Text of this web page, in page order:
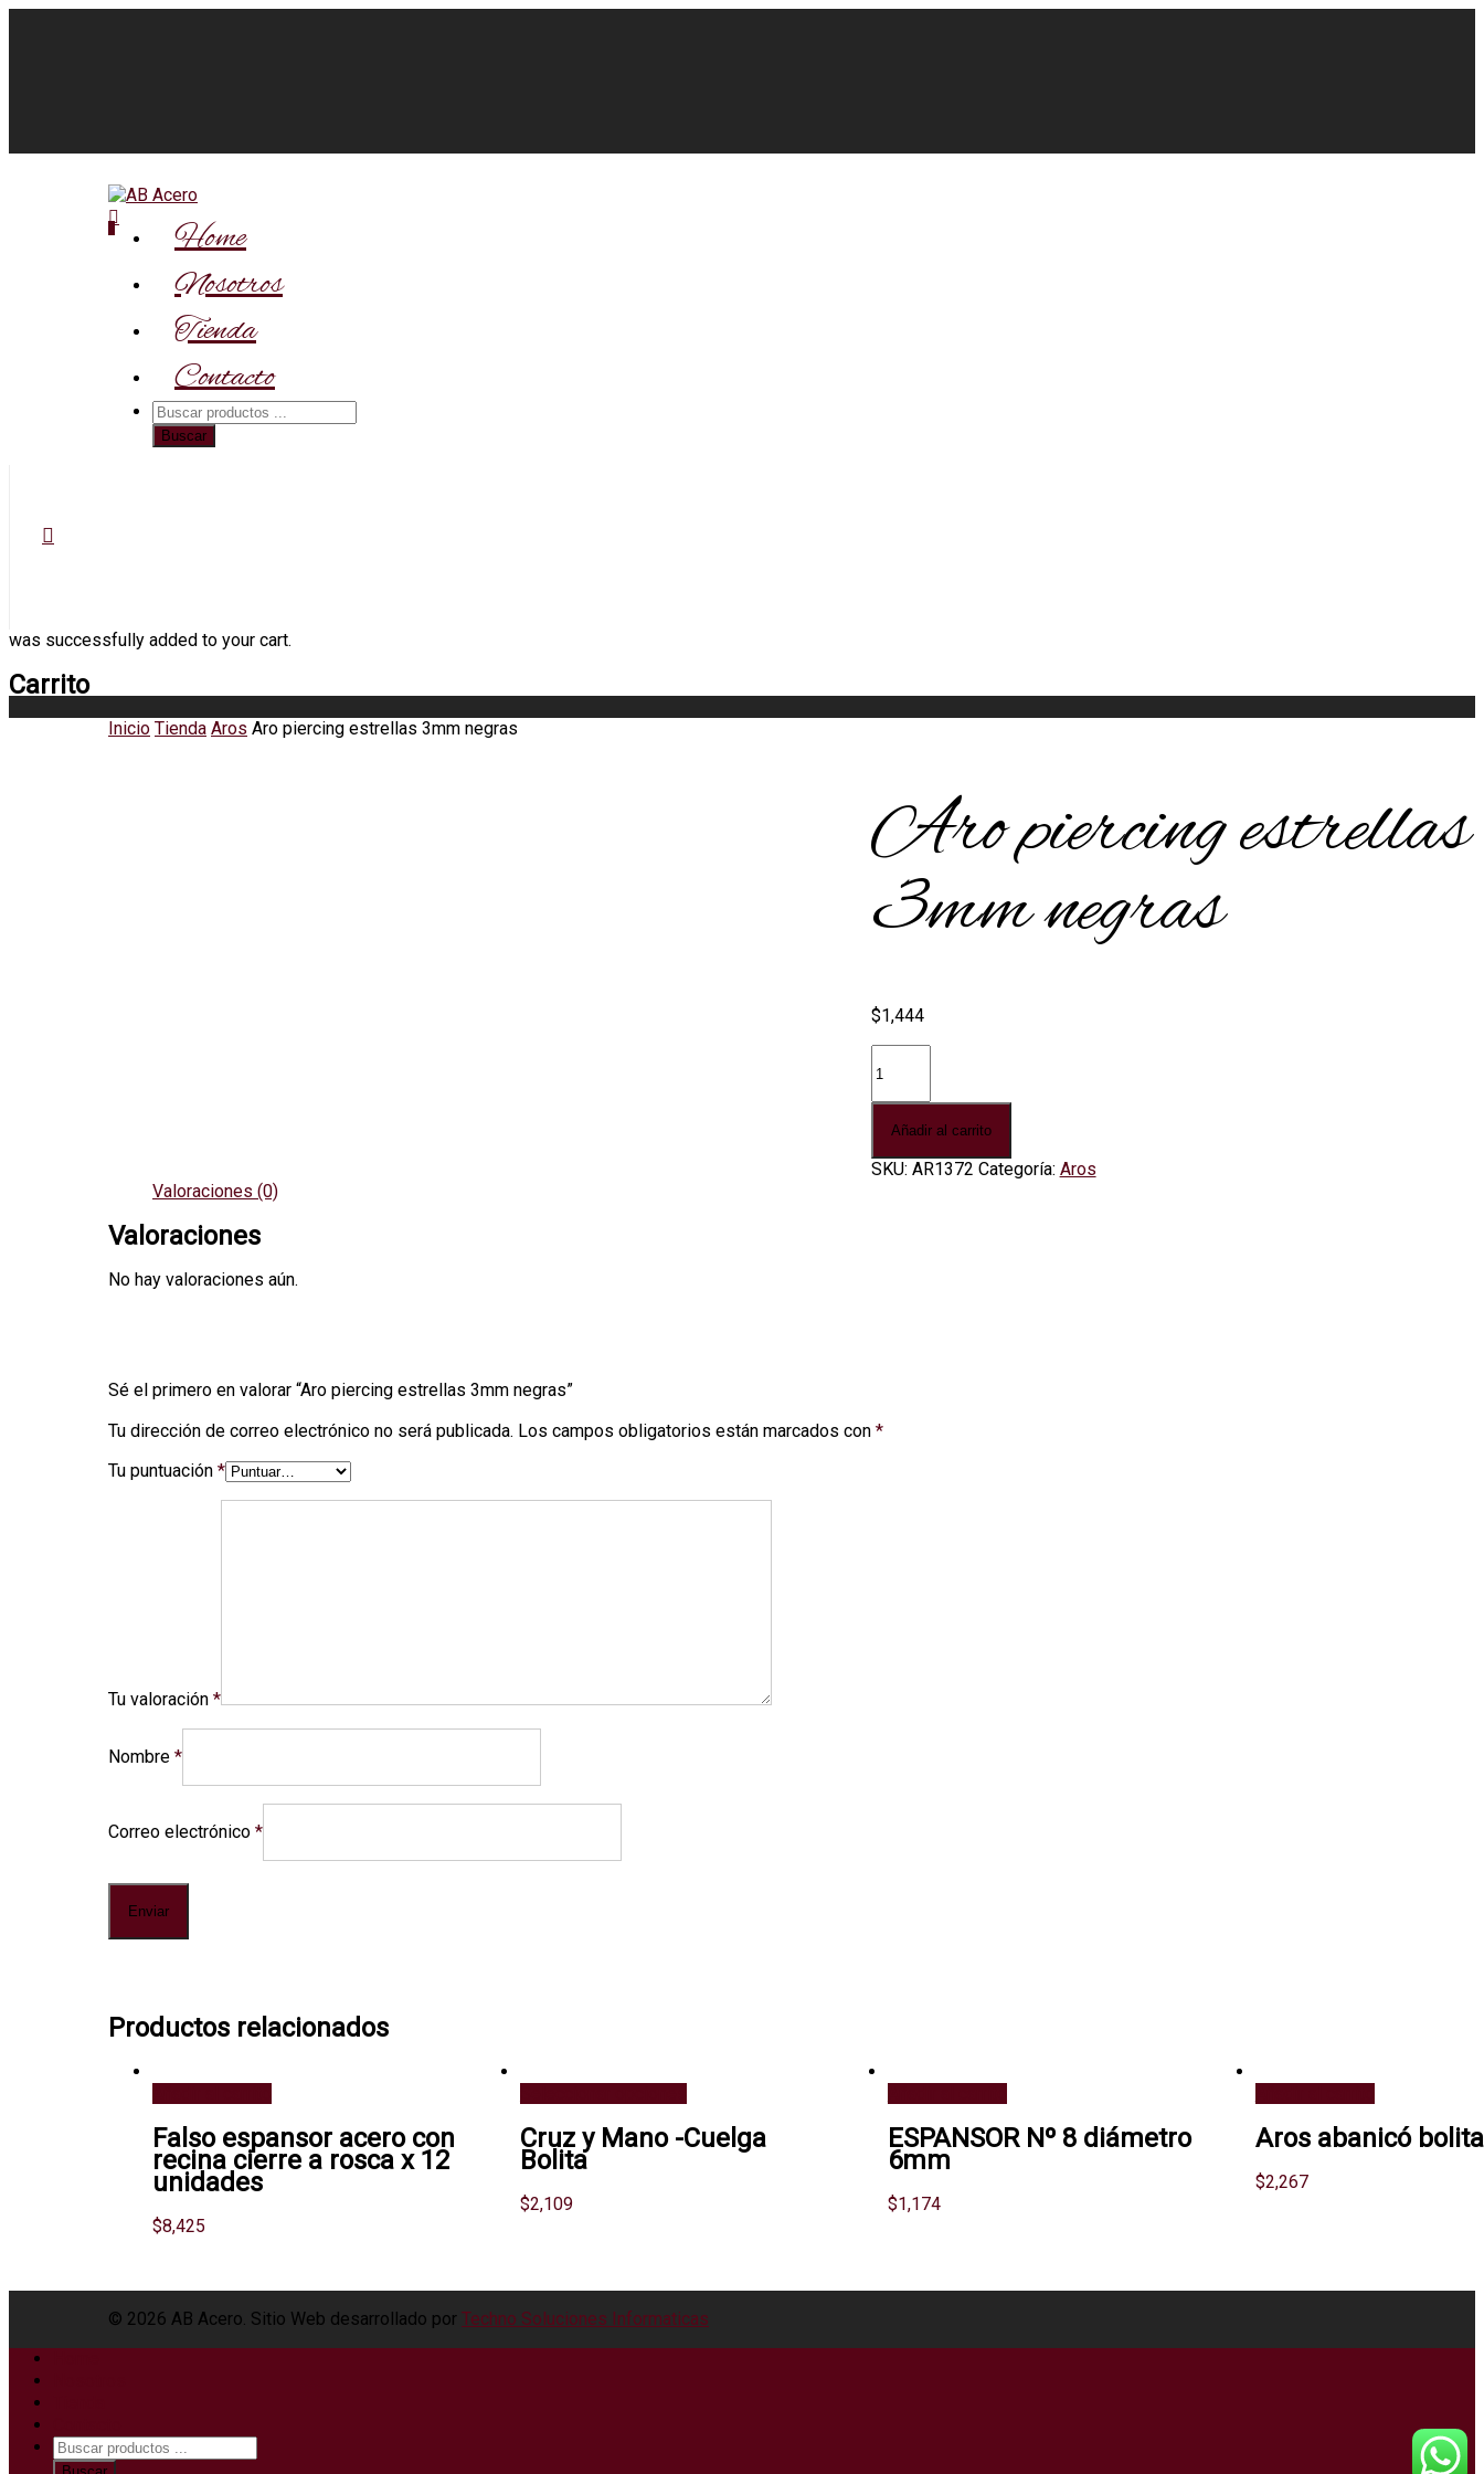
Home
Nosotros
Tienda
Contacto
Búsqueda
de
productos
Buscar
was successfully added to your cart.
Carrito
Inicio Tienda Aros Aro piercing estrellas 3mm negras
Aro piercing estrellas
3mm negras
$1,444
piercing
estrellas
3mm
cantidad
Añadir al carrito
SKU: AR1372 Categoría: Aros
Valoraciones (0)
Valoraciones
No hay valoraciones aún.
Sé el primero en valorar “Aro piercing estrellas 3mm negras”
Tu dirección de correo electrónico no será publicada. Los campos obligatorios están marcados con *
Tu puntuación *
Tu valoración *
Nombre *
Correo electrónico *
Productos relacionados
Falso espansor acero con
recina cierre a rosca x 12
unidades
$8,425
Cruz y Mano -Cuelga
Bolita
$2,109
ESPANSOR Nº 8 diámetro
6mm
$1,174
Aros abanicó
$2,267
© 2026 AB Acero. Sitio Web desarrollado por Techno Soluciones Informaticas
Búsqueda
de